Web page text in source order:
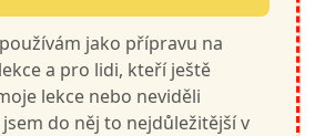
používám jako přípravu na
a pro lidi, kteří ještě
lekce nebo neviděli
do něj to nejdůležitější v